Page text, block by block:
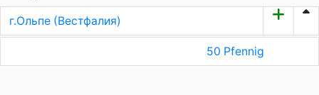
г.Ольпе (Вестфалия)
50 Pfennig